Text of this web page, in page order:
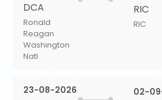
DCA
Ronald
Reagan
Washington
Natl
RIC
RIC
23-08-2026 02-